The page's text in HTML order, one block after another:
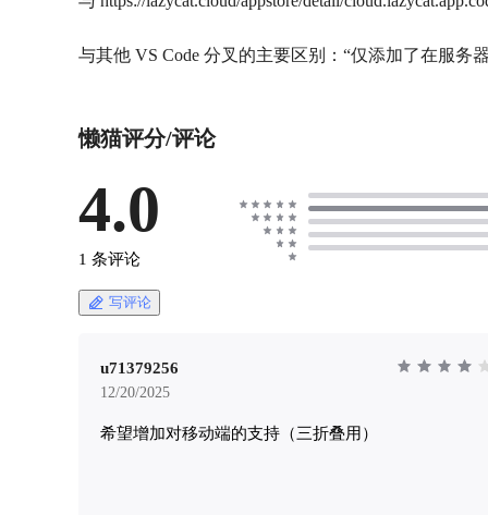
与其他 VS Code 分叉的主要区别：“仅添加了在服务
懒猫评分/评论
4.0
1 条评论
写评论
u71379256
12/20/2025
希望增加对移动端的支持（三折叠用）